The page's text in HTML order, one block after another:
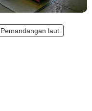
Pemandangan laut